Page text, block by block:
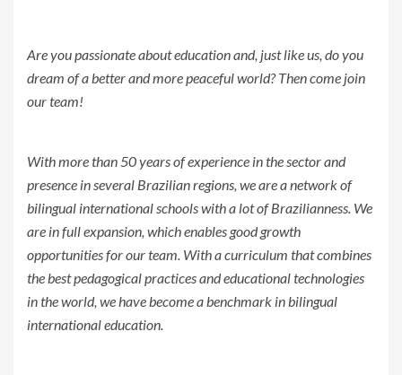
Are you passionate about education and, just like us, do you
dream of a better and more peaceful world? Then come join
our team!
With more than 50 years of experience in the sector and
presence in several Brazilian regions, we are a network of
bilingual international schools with a lot of Brazilianness. We
are in full expansion, which enables good growth
opportunities for our team. With a curriculum that combines
the best pedagogical practices and educational technologies
in the world, we have become a benchmark in bilingual
international education.